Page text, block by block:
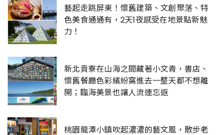
藝起走跳屏東！懷舊建築、文創聚落、特
色美食通通有，2天1夜感受在地景點新魅
力！
新北貢寮在山海之間藏著小文青，書店、
懷舊餐廳色彩繽紛窩進去一整天都不想離
開；臨海美景也讓人流連忘返
桃園龍潭小鎮吹起濃濃的藝文風，散步老